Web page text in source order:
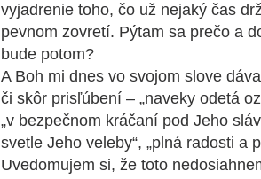
vyjadrenie toho, čo už nejaký čas
pevnom zovretí. Pýtam sa prečo a
bude potom?
A Boh mi dnes vo svojom slove
či skôr prisľúbení – „naveky odetá
„v bezpečnom kráčaní pod Jeho
svetle Jeho veleby“, „plná radosti a
Uvedomujem si, že toto